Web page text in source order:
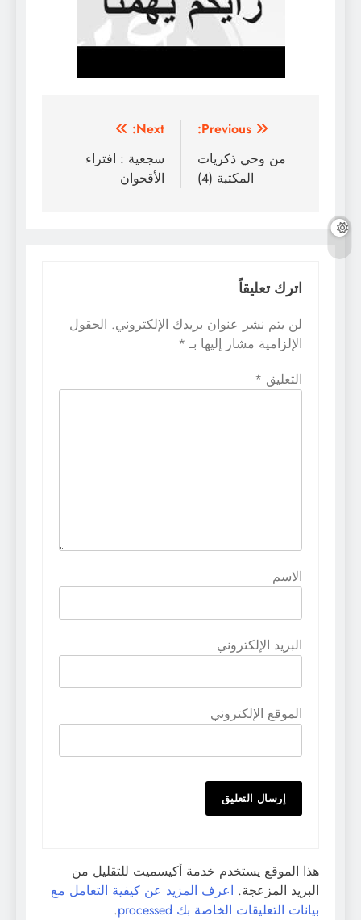
تصفّح
المقالات
Previous:
من وحي ذكريات
المكتبة (4)
Next:
سجعية : افتراء
الأقحوان
اترك تعليقاً
لن يتم نشر عنوان بريدك الإلكتروني. الحقول
الإلزامية مشار إليها بـ *
التعليق *
الاسم
البريد الإلكتروني
الموقع الإلكتروني
هذا الموقع يستخدم خدمة أكيسميت للتقليل من
البريد المزعجة. اعرف المزيد عن كيفية التعامل مع
بيانات التعليقات الخاصة بك processed
.